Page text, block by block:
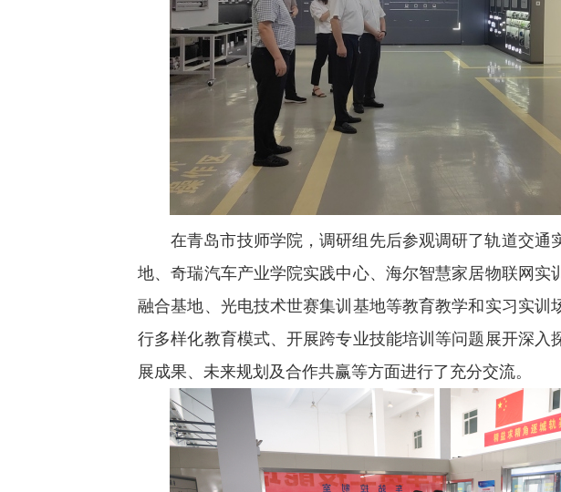
在青岛市技师学院，调研组先后参观调研了轨道交通
地、奇瑞汽车产业学院实践中心、海尔智慧家居物联网实
融合基地、光电技术世赛集训基地等教育教学和实习实训
行多样化教育模式、开展跨专业技能培训等问题展开深入
展成果、未来规划及合作共赢等方面进行了充分交流。